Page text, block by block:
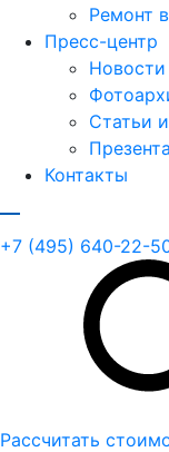
Ремонт
Пресс-центр
Новости
Статьи
Контакты
+7 (495) 640-22-
Рассчитать